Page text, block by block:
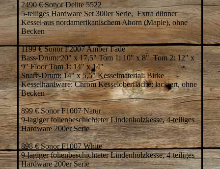
2490 € Sonor Delite 5522
5-teiliges Hardware Set 300er Serie, Extra dünner
Kessel aus nordamerikanischem Ahorn (Maple), ohne
Becken
1199 € Sonor F2007 Amber Fade
Bass-Drum: 20" x 17,5" Tom 1: 10" x 8" Tom 2: 12" x
9" Floor Tom 1: 14" x 14"
Snare-Drum: 14" x 5,5" Kesselmaterial: Birke
Kesselhardware: Chrom Kesseloberfläche: lackiert, ohne
Becken
899 € Sonor F1007 Natur
9-lagiger folienbeschichteter Lindenholzkesse, 4-teiliges
Hardware 200er Serie
898 € Sonor F1007 White
9-lagiger folienbeschichteter Lindenholzkesse, 4-teiliges
Hardware 200er Serie